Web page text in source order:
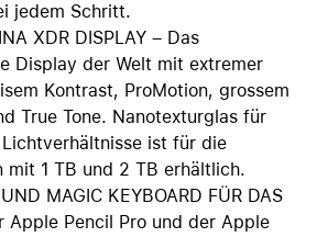
jedem Schritt.
XDR DISPLAY – Das
Display der Welt mit extremer
Kontrast, ProMotion, grossem
True Tone. Nanotexturglas für
ist für die
mit 1 TB und 2 TB erhältlich.
MAGIC KEYBOARD FÜR DAS
Apple Pencil Pro und der Apple